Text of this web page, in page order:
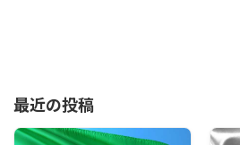
最近の投稿